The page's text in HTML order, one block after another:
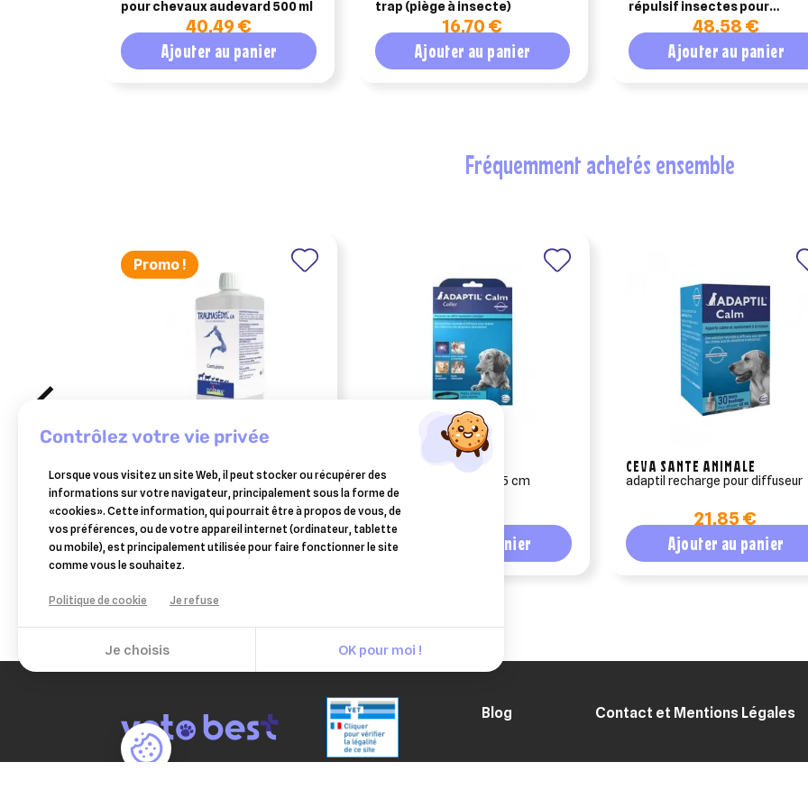
pour chevaux audevard 500 ml
40,49 €
Ajouter au panier
trap (piège à insecte)
16,70 €
Ajouter au panier
répulsif insectes pour
chevaux – flacon 1 litre
48,58 €
Ajouter au panier
fréquemment achetés ensemble
Promo !
BOIRON
traumasedyl 1 litre solution
buvable pour traumatismes
58,99 €
Ajouter au panier
CEVA SANTE ANIMALE
adaptil calm collier 62.5 cm
Ajouter au panier
CEVA SANTE ANIMALE
adaptil recharge pour diffuseur
21,85 €
Ajouter au panier
Blog Contact et Mentions Légales
contrôlez votre vie privée
Lorsque vous visitez un site Web, il peut stocker ou récupérer des
informations sur votre navigateur, principalement sous la forme de
«cookies». Cette information, qui pourrait être à propos de vous, de
vos préférences, ou de votre appareil internet (ordinateur, tablette
ou mobile), est principalement utilisée pour faire fonctionner le site
comme vous le souhaitez.
Politique de cookie Je refuse
Je choisis OK pour moi !